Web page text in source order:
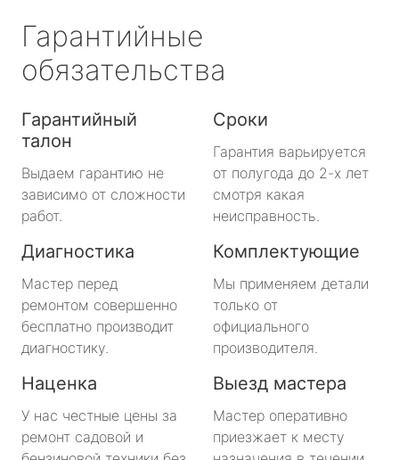
Гарантийные
обязательства
Гарантийный
талон
Выдаем гарантию не
зависимо от сложности
работ.
Сроки
Гарантия варьируется
от полугода до 2-х лет
смотря какая
неисправность.
Диагностика
Мастер перед
ремонтом совершенно
бесплатно производит
диагностику.
Комплектующие
Мы применяем детали
только от
официального
производителя.
Наценка
У нас честные цены за
ремонт садовой и
Выезд мастера
Мастер оперативно
приезжает к месту